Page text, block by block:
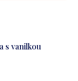
s vanilkou